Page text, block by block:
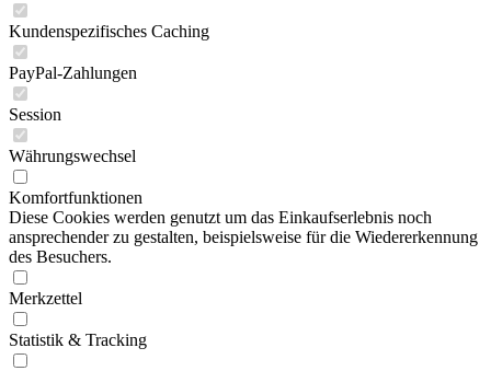
Kundenspezifisches Caching
PayPal-Zahlungen
Session
Währungswechsel
Komfortfunktionen
Diese Cookies werden genutzt um das Einkaufserlebnis noch
ansprechender zu gestalten, beispielsweise für die Wiedererkennung
des Besuchers.
Merkzettel
Statistik & Tracking